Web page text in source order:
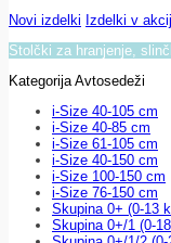
Novi izdelki Izdelki v
Stolčki za hranjenje,
Kategorija Avtosedeži
i-Size 40-105 cm
i-Size 40-85 cm
i-Size 61-105 cm
i-Size 40-150 cm
i-Size 100-150 cm
i-Size 76-150 cm
Skupina 0+ (0-13
Skupina 0+/1 (0-